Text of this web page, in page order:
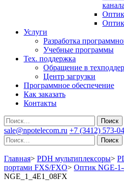
Услуги
Разработка
Учебные программы
Тех. поддержка
Обращение в
Центр загрузки
Программное обеспечение
Как заказать
Контакты
Поиск
sale@npotelecom.ru +7 (3412) 573-
Поиск
Главная> PDH мультиплексоры>
портами FXS/FXO> Оптик NGE-
NGE_1_4E1_08FX